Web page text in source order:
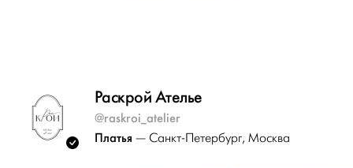
Раскрой Ателье
@raskroi_atelier
Платья — Санкт-Петербург, Москва